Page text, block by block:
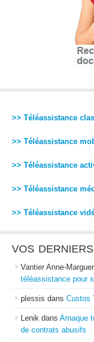
>> Téléassistance
>> Téléassistance
>> Téléassistance
>> Téléassistance
>> Téléassistance
VOS
Vantier Anne-
téléassistance pour
plessis dans Custos
Lenik dans Arnaque
de contrats abusifs